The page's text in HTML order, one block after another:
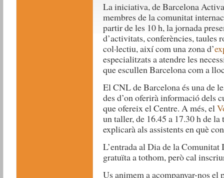
La iniciativa, de Barcelona
membres de la comunitat
partir de les 10 h, la jornada
d’activitats, conferències, taules
col·lectiu, així com una zona d’
especialitzats a atendre les
que escullen Barcelona com a
El CNL de Barcelona és una de
des d’on oferirà informació dels
que ofereix el Centre. A més, el
un taller, de 16.45 a 17.30 h de
explicarà als assistents en què
L’entrada al Dia de la
gratuïta a tothom, però cal
Us animem a acompanyar-nos el